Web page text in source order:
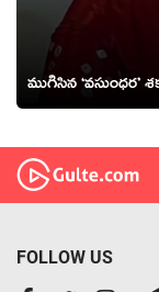
ముగిసిన ‘వ‌సుంధ‌ర’
FOLLOW US